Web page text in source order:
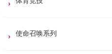
使命召唤系列